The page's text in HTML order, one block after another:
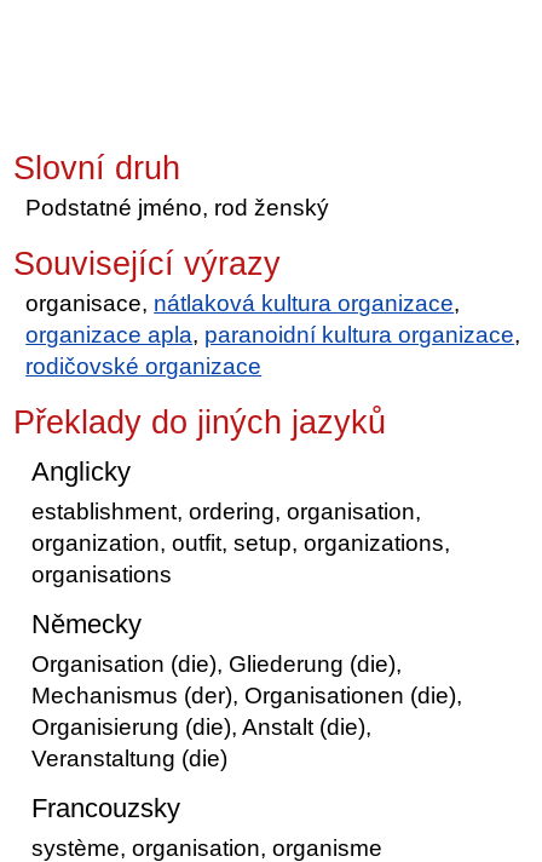
Slovní druh
Podstatné jméno, rod ženský
Související výrazy
organisace, nátlaková kultura organizace,
organizace apla, paranoidní kultura organizace,
rodičovské organizace
Překlady do jiných jazyků
Anglicky
establishment, ordering, organisation,
organization, outfit, setup, organizations,
organisations
Německy
Organisation (die), Gliederung (die),
Mechanismus (der), Organisationen (die),
Organisierung (die), Anstalt (die),
Veranstaltung (die)
Francouzsky
système, organisation, organisme